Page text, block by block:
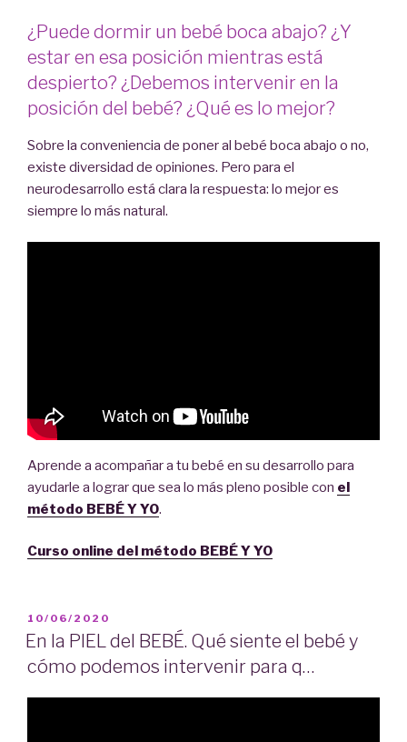
¿Puede dormir un bebé boca abajo? ¿Y
estar en esa posición mientras está
despierto? ¿Debemos intervenir en la
posición del bebé? ¿Qué es lo mejor?
Sobre la conveniencia de poner al bebé boca abajo o no,
existe diversidad de opiniones. Pero para el
neurodesarrollo está clara la respuesta: lo mejor es
siempre lo más natural.
Aprende a acompañar a tu bebé en su desarrollo para
ayudarle a lograr que sea lo más pleno posible con el
método BEBÉ Y YO.
Curso online del método BEBÉ YYO
PUBLICADO
EL
10/06/2020
En la PIEL del BEBÉ. Qué siente el bebé y
cómo podemos intervenir para q…